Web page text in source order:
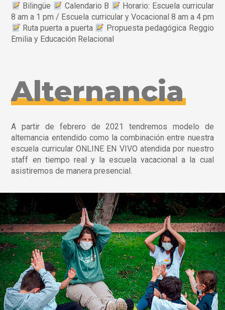
Bilingüe Calendario B
Horario: Escuela curricular
8 am a 1 pm / Escuela curricular y Vocacional 8 am a 4 pm
Ruta puerta a puerta
Propuesta pedagógica Reggio
Emilia y Educación Relacional
Alternancia
A partir de febrero de 2021 tendremos modelo de
alternancia entendido como la combinación entre nuestra
escuela curricular ONLINE EN VIVO atendida por nuestro
staff en tiempo real y la escuela vacacional a la cual
asistiremos de manera presencial.